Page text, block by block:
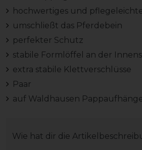
hochwertiges und
umschließt das Pferdebein
perfekter Schutz
stabile Formlöffel an der
extra stabile Klettverschlüsse
Paar
auf Waldhausen
Wie hat dir die